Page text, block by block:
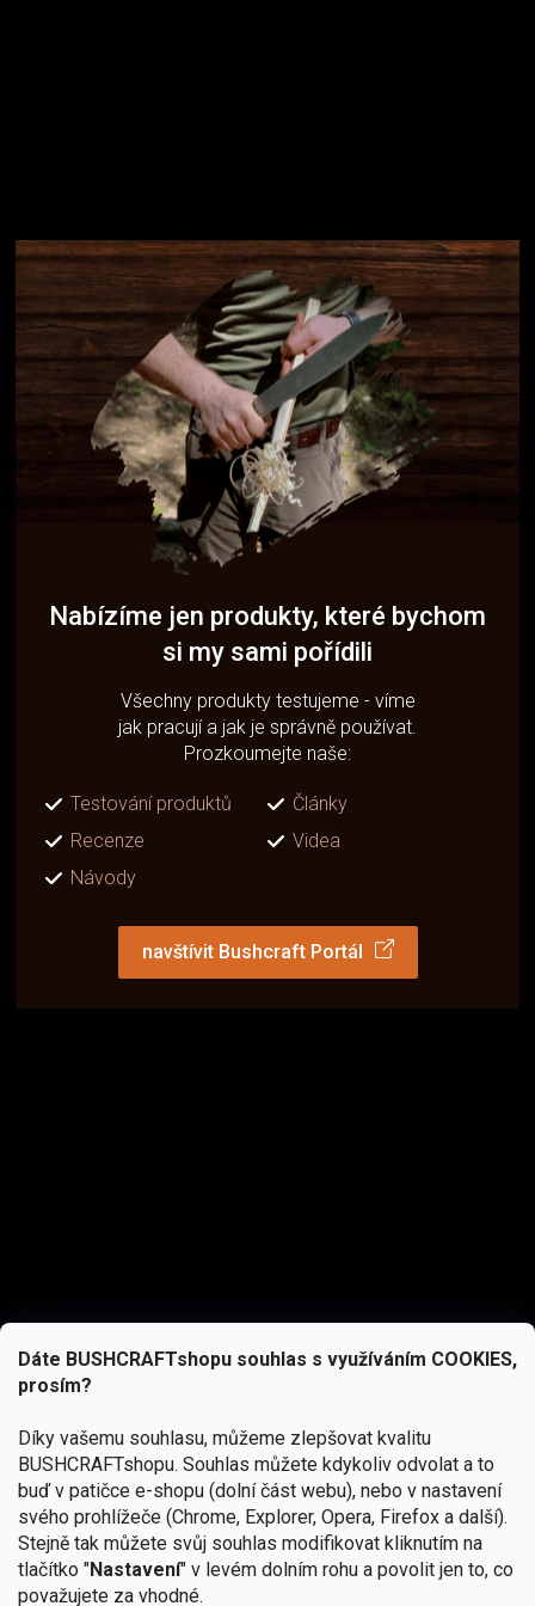
Dáte BUSHCRAFTshopu souhlas s využíváním COOKIES,
prosím?
Díky vašemu souhlasu, můžeme zlepšovat kvalitu
BUSHCRAFTshopu. Souhlas můžete kdykoliv odvolat a to
buď v patičce e-shopu (dolní část webu), nebo v nastavení
svého prohlížeče (Chrome, Explorer, Opera, Firefox a další).
Stejně tak můžete svůj souhlas modifikovat kliknutím na
tlačítko "Nastavení" v levém dolním rohu a povolit jen to, co
považujete za vhodné.
Nabízíme jen produkty, které bychom
si my sami pořídili
Všechny produkty testujeme - víme
jak pracují a jak je správně používat.
Prozkoumejte naše:
Testování produktů
Články
Recenze
Videa
Návody
navštívit Bushcraft Portál